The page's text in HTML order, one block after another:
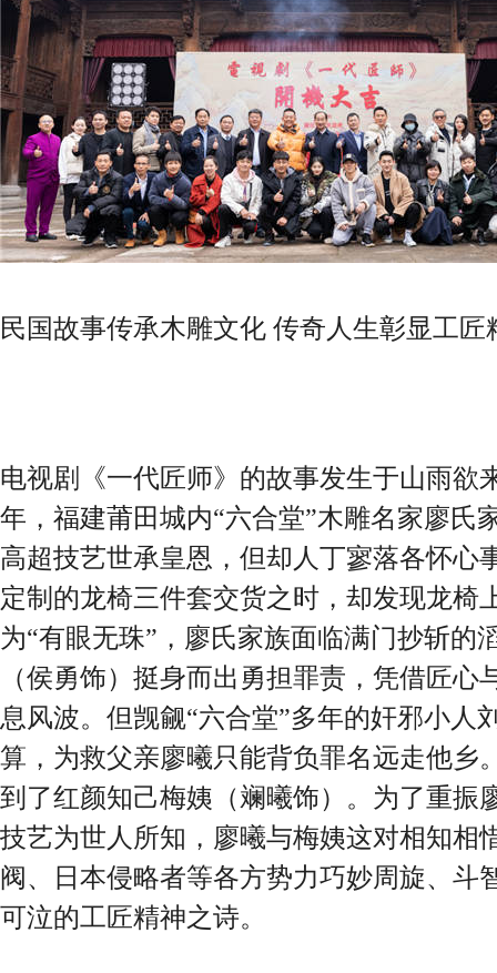
民国故事传承木雕文化 传奇人生彰显工匠
电视剧《一代匠师》的故事发生于山雨欲
年，福建莆田城内“六合堂”木雕名家廖氏
高超技艺世承皇恩，但却人丁寥落各怀心
定制的龙椅三件套交货之时，却发现龙椅
为“有眼无珠”，廖氏家族面临满门抄斩的
（侯勇饰）挺身而出勇担罪责，凭借匠心
息风波。但觊觎“六合堂”多年的奸邪小人
算，为救父亲廖曦只能背负罪名远走他乡
到了红颜知己梅姨（斓曦饰）。为了重振
技艺为世人所知，廖曦与梅姨这对相知相
阀、日本侵略者等各方势力巧妙周旋、斗
可泣的工匠精神之诗。